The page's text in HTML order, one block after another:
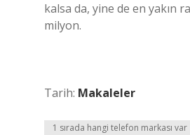
kalsa da, yine de en yakın
milyon.
Tarih: Makaleler
1 sırada hangi telefon markası var